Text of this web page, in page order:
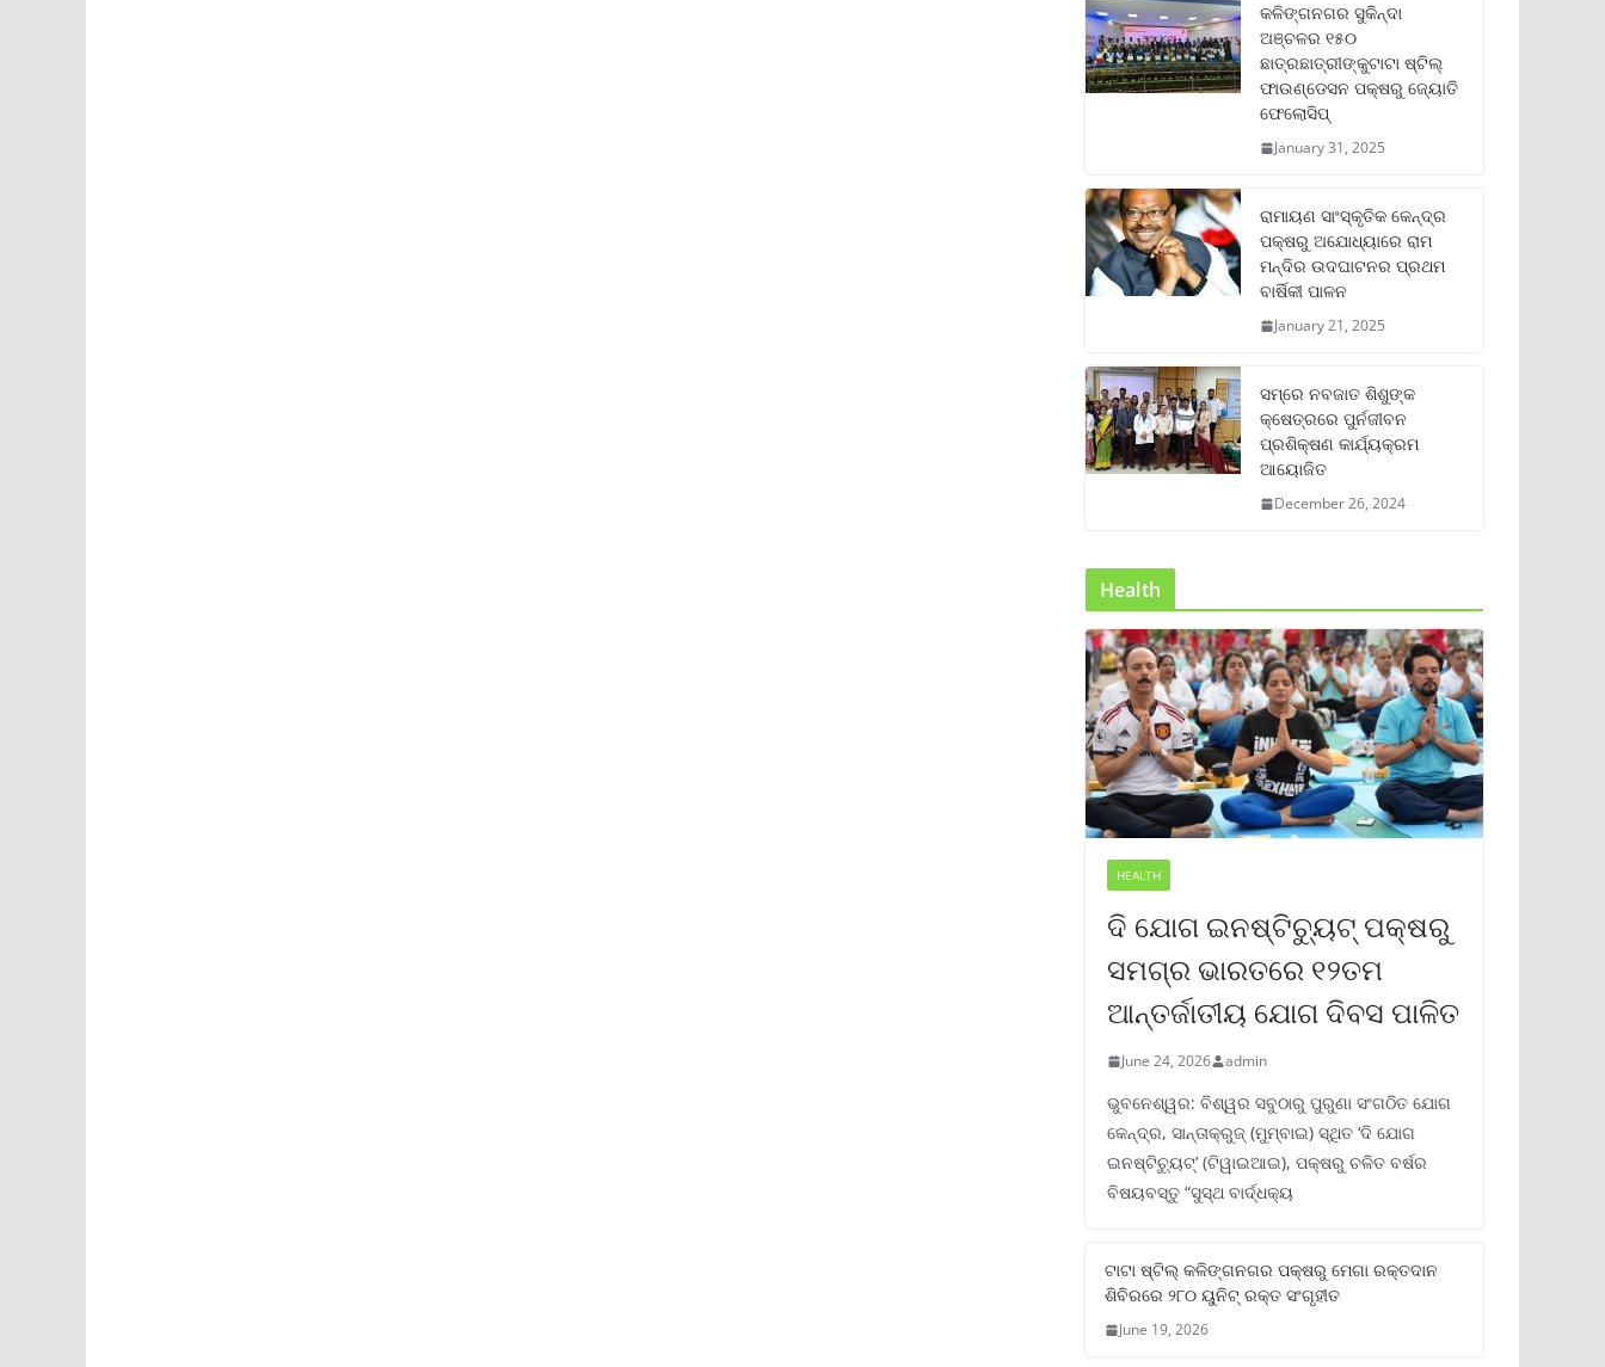
କଳିଙ୍ଗନଗର ସୁକିନ୍ଦା
ଅଞ୍ଚଳର ୧୫୦
ଛାତ୍ରଛାତ୍ରୀଙ୍କୁଟାଟା ଷ୍ଟିଲ୍
ଫାଉଣ୍ଡେସନ ପକ୍ଷରୁ ଜ୍ୟୋତି
ଫେଲୋସିପ୍‌
January 31, 2025
ରାମାୟଣ ସାଂସ୍କୃତିକ କେନ୍ଦ୍ର
ପକ୍ଷରୁ ଅଯୋଧ୍ୟାରେ ରାମ
ମନ୍ଦିର ଉଦଘାଟନର ପ୍ରଥମ
ବାର୍ଷିକୀ ପାଳନ
January 21, 2025
ସମ୍‌ରେ ନବଜାତ ଶିଶୁଙ୍କ
କ୍ଷେତ୍ରରେ ପୁର୍ନଜୀବନ
ପ୍ରଶିକ୍ଷଣ କାର୍ଯ୍ୟକ୍ରମ
ଆୟୋଜିତ
December 26, 2024
Health
HEALTH
ଦି ଯୋଗ ଇନଷ୍ଟିଚ୍ୟୁଟ୍ ପକ୍ଷରୁ
ସମଗ୍ର ଭାରତରେ ୧୨ତମ
ଆନ୍ତର୍ଜାତୀୟ ଯୋଗ ଦିବସ ପାଳିତ
June 24, 2026 admin
ଭୁବନେଶ୍ୱର: ବିଶ୍ୱର ସବୁଠାରୁ ପୁରୁଣା ସଂଗଠିତ ଯୋଗ
କେନ୍ଦ୍ର, ସାନ୍ତାକ୍ରୁଜ୍ (ମୁମ୍ବାଇ) ସ୍ଥିତ ‘ଦି ଯୋଗ
ଇନଷ୍ଟିଚ୍ୟୁଟ୍‌’ (ଟିୱାଇଆଇ), ପକ୍ଷରୁ ଚଳିତ ବର୍ଷର
ବିଷୟବସ୍ତୁ “ସୁସ୍ଥ ବାର୍ଦ୍ଧକ୍ୟ
ଟାଟା ଷ୍ଟିଲ୍‌ କଳିଙ୍ଗନଗର ପକ୍ଷରୁ ମେଗା ରକ୍ତଦାନ
ଶିବିରରେ ୨୮୦ ୟୁନିଟ୍‌ ରକ୍ତ ସଂଗୃହୀତ
June 19, 2026